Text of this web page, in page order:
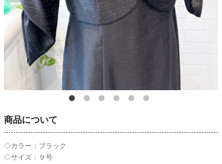
商品について
◇カラー：ブラック
◇サイズ：９号